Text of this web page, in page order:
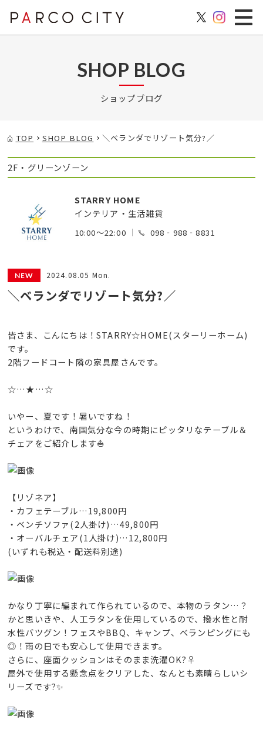
SHOP BLOG
ショップブログ
TOP SHOP BLOG ＼ベランダでリゾート気分?️／
2F・グリーンゾーン
STARRY HOME
インテリア・生活雑貨
10:00～22:00 098‐988‐8831
2024.08.05 Mon.
＼ベランダでリゾート気分?️／
皆さま、こんにちは！STARRY☆HOME(スターリーホーム)
です。
2階フードコート隣の家具屋さんです。
☆…★…☆
いやー、夏です！暑いですね！
というわけで、南国気分な今の時期にピッタリなテーブル＆
チェアをご紹介します⛵️
【リゾネア】
・カフェテーブル…19,800円
・ベンチソファ(2人掛け)…49,800円
・オーバルチェア(1人掛け)…12,800円
(いずれも税込・配送料別途)
かなり丁寧に編まれて作られているので、本物のラタン…？
かと思いきや、人工ラタンを使用しているので、撥水性と耐
水性バツグン！フェスやBBQ、キャンプ、べランピングにも
◎！雨の日でも安心して使用できます。
さらに、座面クッションはそのまま洗濯OK?‍♀️
屋外で使用する懸念点をクリアした、なんとも素晴らしいシ
リーズです?✨